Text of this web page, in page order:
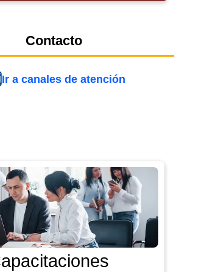
Contacto
Ir a canales de atención